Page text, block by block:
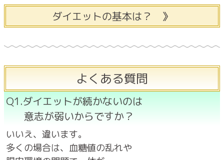
ダイエットの基本は？ 》
よくある質問
Q1.ダイエットが続かないのは
意志が弱いからですか？
いいえ、違います。
多くの場合は、血糖値の乱れや